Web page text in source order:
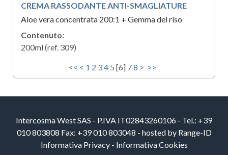
CREMA RASSODANTE ANTI-SMAGLIATURE
Aloe vera concentrata 200:1 + Gemma del riso
Contenuto:
200ml (ref. 309)
<< < 1 2 34 5 [6] 78 > >>
Intercosma West SAS - P.IVA IT02843260106 - Tel.: +39
010 803808 Fax: +39 010 803048 - hosted by Range-ID
Informativa Privacy- Informativa Cookies